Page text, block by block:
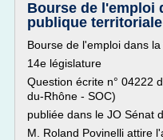
Bourse de l'emploi
publique territoriale
Bourse de l'emploi dans
14e législature
Question écrite n° 04222
du-Rhône - SOC)
publiée dans le JO Sénat
M. Roland Povinelli attire